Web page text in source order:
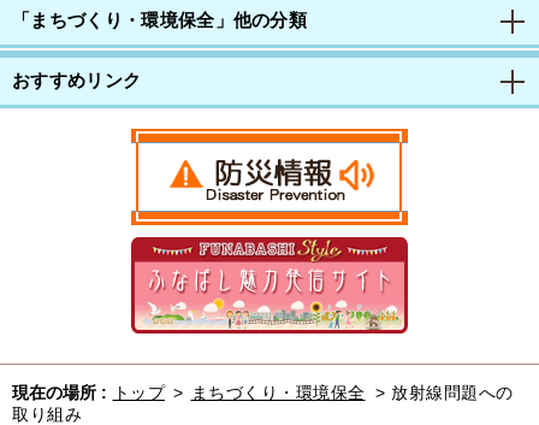
「まちづくり・環境保全」他の分類
おすすめリンク
現在の場所 : トップ > まちづくり・環境保全 > 放射線問題への
取り組み